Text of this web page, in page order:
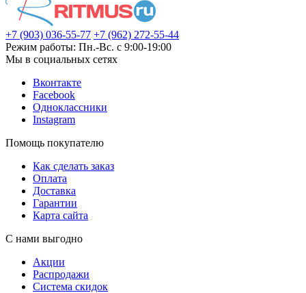
+7 (903) 036-55-77 +7 (962) 272-55-44
Режим работы: Пн.-Вс. с 9:00-19:00
Мы в социальных сетях
Вконтакте
Facebook
Одноклассники
Instagram
Помощь покупателю
Как сделать заказ
Оплата
Доставка
Гарантии
Карта сайта
С нами выгодно
Акции
Распродажи
Система скидок